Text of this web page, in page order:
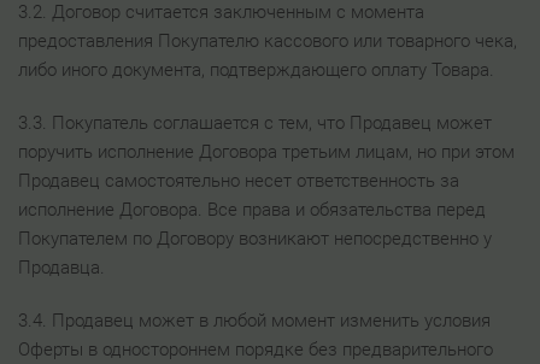
3.2. Договор считается заключенным с момента
предоставления Покупателю кассового или товарного чека,
либо иного документа, подтверждающего оплату Товара.
3.3. Покупатель соглашается с тем, что Продавец может
поручить исполнение Договора третьим лицам, но при этом
Продавец самостоятельно несет ответственность за
исполнение Договора. Все права и обязательства перед
Покупателем по Договору возникают непосредственно у
Продавца.
3.4. Продавец может в любой момент изменить условия
Оферты в одностороннем порядке без предварительного